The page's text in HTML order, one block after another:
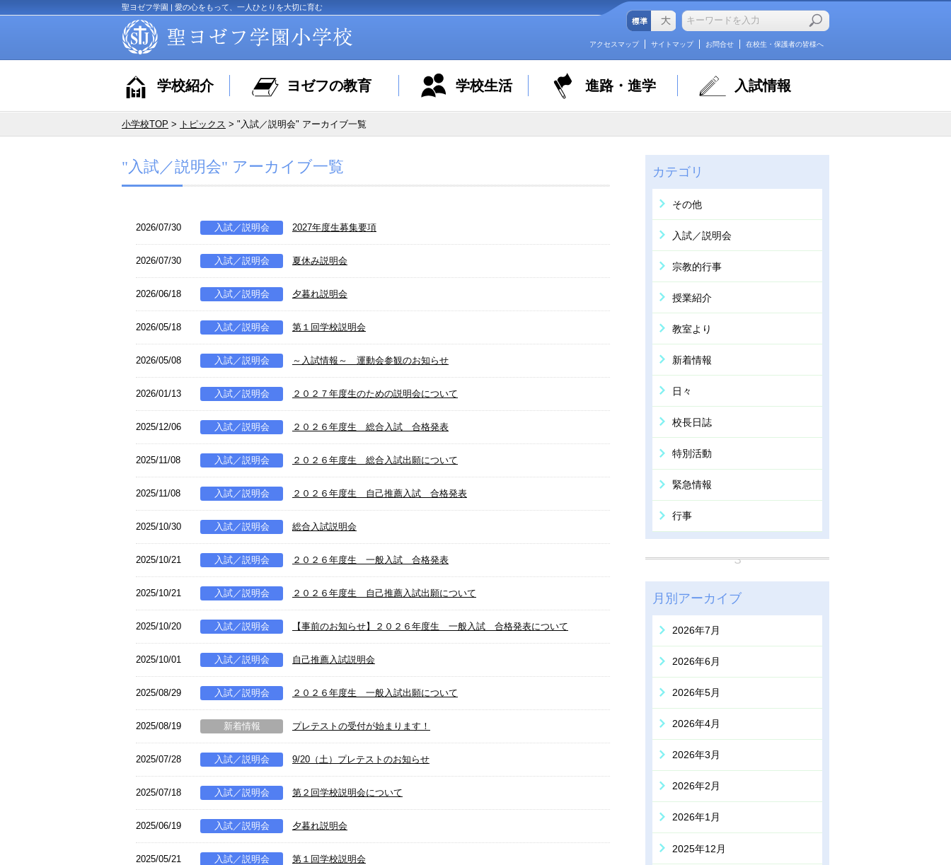
聖ヨゼフ学園 | 愛の心をもって、一人ひとりを大切に育む
アクセスマップ サイトマップ お問合せ 在校生・保護者の皆様へ
学校紹介 ヨゼフの教育 学校生活 進路・進学 入試情報
小学校TOP > トピックス > "入試／説明会" アーカイブ一覧
"入試／説明会" アーカイブ一覧
2026/07/30 入試／説明会 2027年度生募集要項
2026/07/30 入試／説明会 夏休み説明会
2026/06/18 入試／説明会 夕暮れ説明会
2026/05/18 入試／説明会 第１回学校説明会
2026/05/08 入試／説明会 ～入試情報～ 運動会参観のお知らせ
2026/01/13 入試／説明会 ２０２７年度生のための説明会について
2025/12/06 入試／説明会 ２０２６年度生 総合入試 合格発表
2025/11/08 入試／説明会 ２０２６年度生 総合入試出願について
2025/11/08 入試／説明会 ２０２６年度生 自己推薦入試 合格発表
2025/10/30 入試／説明会 総合入試説明会
2025/10/21 入試／説明会 ２０２６年度生 一般入試 合格発表
2025/10/21 入試／説明会 ２０２６年度生 自己推薦入試出願について
2025/10/20 入試／説明会 【事前のお知らせ】２０２６年度生 一般入試 合格発表について
2025/10/01 入試／説明会 自己推薦入試説明会
2025/08/29 入試／説明会 ２０２６年度生 一般入試出願について
2025/08/19 新着情報 プレテストの受付が始まります！
2025/07/28 入試／説明会 9/20（土）プレテストのお知らせ
2025/07/18 入試／説明会 第２回学校説明会について
2025/06/19 入試／説明会 夕暮れ説明会
2025/05/21 入試／説明会 第１回学校説明会
カテゴリ
その他
入試／説明会
宗教的行事
授業紹介
教室より
新着情報
日々
校長日誌
特別活動
緊急情報
行事
月別アーカイブ
2026年7月
2026年6月
2026年5月
2026年4月
2026年3月
2026年2月
2026年1月
2025年12月